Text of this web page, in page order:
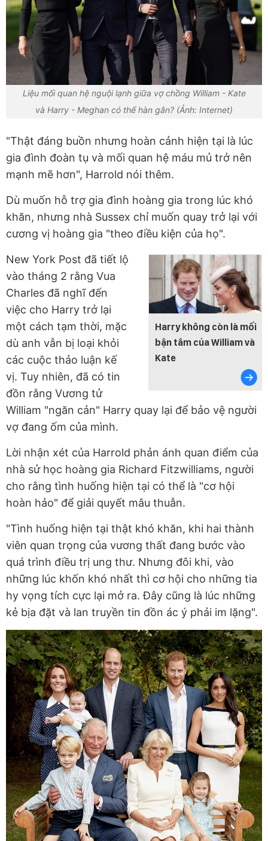
Liệu mối quan hệ nguội lạnh giữa vợ chồng William - Kate
và Harry - Meghan có thể hàn gắn? (Ảnh: Internet)
"Thật đáng buồn nhưng hoàn cảnh hiện tại là lúc
gia đình đoàn tụ và mối quan hệ máu mủ trở nên
mạnh mẽ hơn", Harrold nói thêm.
Dù muốn hỗ trợ gia đình hoàng gia trong lúc khó
khăn, nhưng nhà Sussex chỉ muốn quay trở lại với
cương vị hoàng gia "theo điều kiện của họ".
Harry không còn là mối
bận tâm của William và
Kate
New York Post đã tiết lộ
vào tháng 2 rằng Vua
Charles đã nghĩ đến
việc cho Harry trở lại
một cách tạm thời, mặc
dù anh vẫn bị loại khỏi
các cuộc thảo luận kế
vị. Tuy nhiên, đã có tin
đồn rằng Vương tử
William "ngăn cản" Harry quay lại để bảo vệ người
vợ đang ốm của mình.
Lời nhận xét của Harrold phản ánh quan điểm của
nhà sử học hoàng gia Richard Fitzwilliams, người
cho rằng tình huống hiện tại có thể là "cơ hội
hoàn hảo" để giải quyết mâu thuẫn.
"Tình huống hiện tại thật khó khăn, khi hai thành
viên quan trọng của vương thất đang bước vào
quá trình điều trị ung thư. Nhưng đôi khi, vào
những lúc khốn khó nhất thì cơ hội cho những tia
hy vọng tích cực lại mở ra. Đây cũng là lúc những
kẻ bịa đặt và lan truyền tin đồn ác ý phải im lặng".